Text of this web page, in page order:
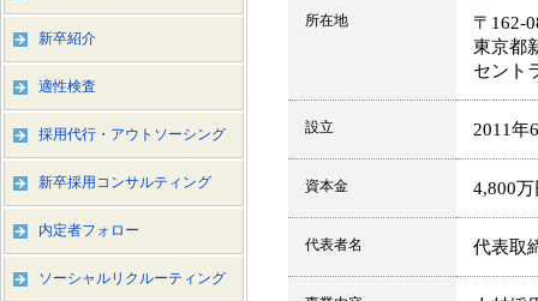
所在地
〒162-
東京都
セント
設立 2011年
資本金 4,800万
代表者名 代表取
新卒紹介
適性検査
採用代行・アウトソーシング
新卒採用コンサルティング
内定者フォロー
ソーシャルリクルーティング